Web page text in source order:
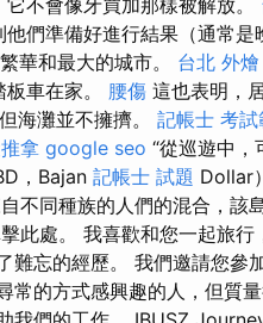
們準備好進行結果（通常是
華和最大的城市。 台北 外燴
車在家。 腰傷 這也表明，
海灘並不擁擠。 記帳士 考試
拿 google seo “從巡遊中
，Bajan 記帳士 試題 Dollar
不同種族的人們的混合，該
此處。 我喜歡和您一起旅行
難忘的經歷。 我們邀請您參
常的方式感興趣的人，但質